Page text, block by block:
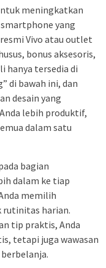
meningkatkan
yang
Vivo atau outlet
bonus aksesoris,
hanya tersedia di
di bawah ini, dan
desain yang
lebih produktif,
dalam satu
bagian
dalam ke tiap
memilih
rutinitas harian.
tip praktis, Anda
tetapi juga wawasan